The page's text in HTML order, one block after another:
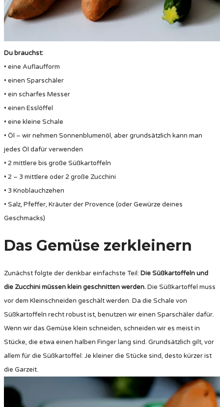
Du brauchst:
• eine Auflaufform
• einen Sparschäler
• ein scharfes Messer
• einen Esslöffel
• eine kleine Schale
• Öl – wir nehmen Sonnenblumenöl, aber grundsätzlich kann man
jedes Öl dafür verwenden
• 2 mittlere bis große Süßkartoffeln
• 2 – 3 mittlere oder 2 große Zucchini
• 3 Knoblauchzehen
• Salz, Pfeffer, Kräuter der Provence (oder Gewürze deines
Geschmacks)
Das Gemüse zerkleinern
Zunächst folgte der denkbar einfachste Teil: Die Süßkartoffeln und
die Zucchini müssen klein geschnitten werden.Die Süßkartoffel muss
vor dem Kleinschneiden geschält werden. Da die Schale von
Süßkartoffeln recht robust ist, benutzen wir einen Sparschäler dafür.
Wenn wir das Gemüse klein schneiden, schneiden wir es meist in
Stücke, die etwa einen halben Finger lang sind. Grundsätzlich gilt, vor
allem für die Süßkartoffel: Je kleiner die Stücke sind, desto kürzer ist
die Garzeit.